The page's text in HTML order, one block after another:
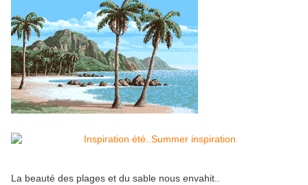
La beauté des plages et du sable nous envahit..